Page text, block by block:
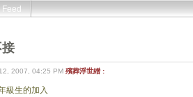
Feed
2007, 04:25 PM 殯葬浮世繒 :
級生的加入